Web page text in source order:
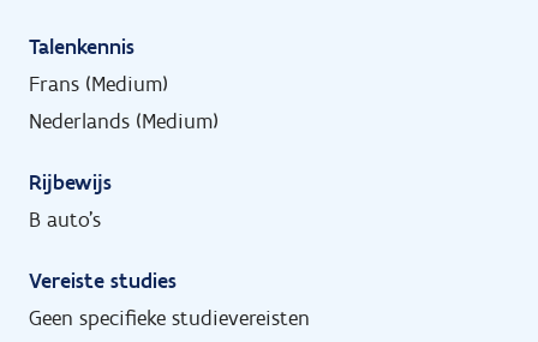
Talenkennis
Frans (Medium)
Nederlands (Medium)
Rijbewijs
B auto's
Vereiste studies
Geen specifieke studievereisten